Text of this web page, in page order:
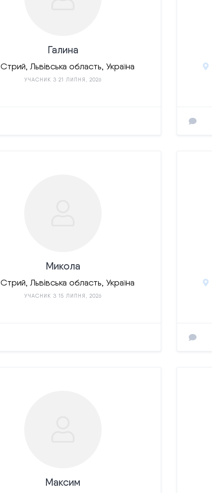
Галина
Стрий, Львівська область, Україна
УЧАСНИК З 21 ЛИПНЯ, 2026
Микола
Стрий, Львівська область, Україна
УЧАСНИК З 15 ЛИПНЯ, 2026
Максим